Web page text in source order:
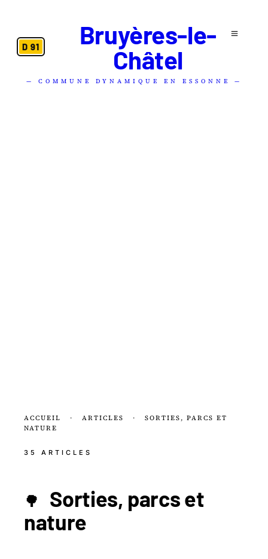
D 91
Bruyères-le-
Châtel
— COMMUNE DYNAMIQUE EN ESSONNE —
ACCUEIL · ARTICLES ·
SORTIES, PARCS ET
NATURE
35 ARTICLES
🌳
Sorties, parcs et
nature